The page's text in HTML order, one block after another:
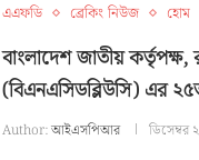
এএফডি ব্রেকিং নিউজ হোম
বাংলাদেশ জাতীয়
(বিএনএসিডব্লিউসি) এর
Author:আইএসপিআর ডিসেম্বর